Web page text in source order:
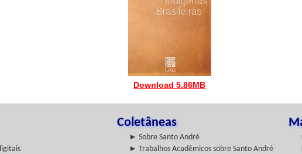
Download 5.86MB
Coletâneas
► Sobre Santo André
► Trabalhos Acadêmicos sobre Santo André